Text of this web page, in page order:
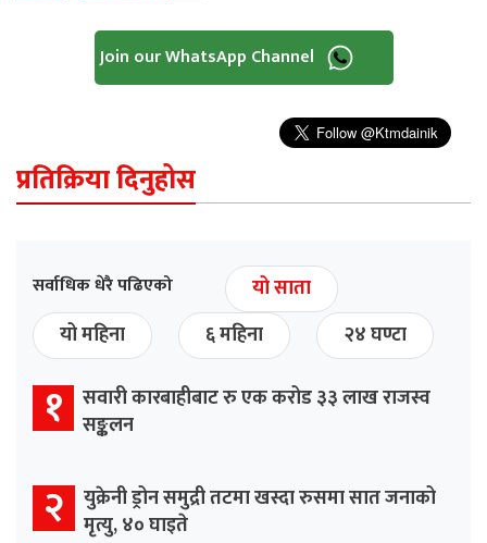
Join our WhatsApp Channel
प्रतिक्रिया दिनुहोस
सर्वाधिक धेरै पढिएको
यो साता
यो महिना
६ महिना २४ घण्टा
१ सवारी कारबाहीबाट रु एक करोड ३३ लाख राजस्व
सङ्कलन
२ युक्रेनी ड्रोन समुद्री तटमा खस्दा रुसमा सात जनाको
मृत्यु, ४० घाइते